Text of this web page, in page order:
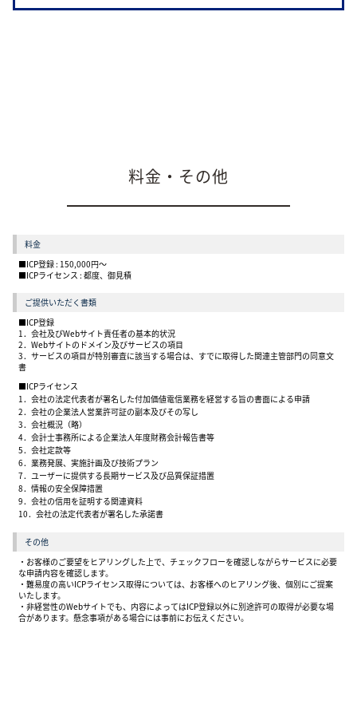
料金・その他
料金
■ICP登録 : 150,000円～
■ICPライセンス : 都度、御見積
ご提供いただく書類
■ICP登録
1．会社及びWebサイト責任者の基本的状況
2．Webサイトのドメイン及びサービスの項目
3．サービスの項目が特別審査に該当する場合は、すでに取得した関連主管部門の同意文
書
■ICPライセンス
1．会社の法定代表者が署名した付加価値電信業務を経営する旨の書面による申請
2．会社の企業法人営業許可証の副本及びその写し
3．会社概況（略）
4．会計士事務所による企業法人年度財務会計報告書等
5．会社定款等
6．業務発展、実施計画及び技術プラン
7．ユーザーに提供する長期サービス及び品質保証措置
8．情報の安全保障措置
9．会社の信用を証明する関連資料
10．会社の法定代表者が署名した承諾書
その他
・お客様のご要望をヒアリングした上で、チェックフローを確認しながらサービスに必要
な申請内容を確認します。
・難易度の高いICPライセンス取得については、お客様へのヒアリング後、個別にご提案
いたします。
・非経営性のWebサイトでも、内容によってはICP登録以外に別途許可の取得が必要な場
合があります。懸念事項がある場合には事前にお伝えください。